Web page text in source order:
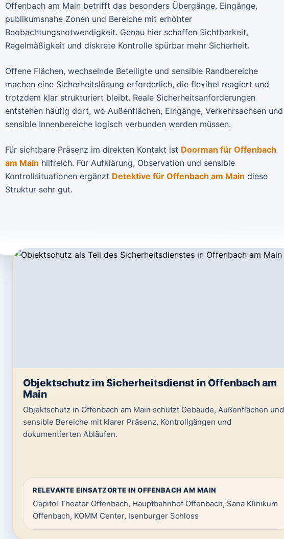
Offenbach am Main betrifft das besonders Übergänge, Eingänge,
publikumsnahe Zonen und Bereiche mit erhöhter
Beobachtungsnotwendigkeit. Genau hier schaffen Sichtbarkeit,
Regelmäßigkeit und diskrete Kontrolle spürbar mehr Sicherheit.
Offene Flächen, wechselnde Beteiligte und sensible Randbereiche
machen eine Sicherheitslösung erforderlich, die flexibel reagiert und
trotzdem klar strukturiert bleibt. Reale Sicherheitsanforderungen
entstehen häufig dort, wo Außenflächen, Eingänge, Verkehrsachsen und
sensible Innenbereiche logisch verbunden werden müssen.
Für sichtbare Präsenz im direkten Kontakt ist Doorman für Offenbach
am Main hilfreich. Für Aufklärung, Observation und sensible
Kontrollsituationen ergänzt Detektive für Offenbach am Main diese
Struktur sehr gut.
Objektschutz im Sicherheitsdienst in Offenbach am
Main
Objektschutz in Offenbach am Main schützt Gebäude, Außenflächen und
sensible Bereiche mit klarer Präsenz, Kontrollgängen und
dokumentierten Abläufen.
RELEVANTE EINSATZORTE IN OFFENBACH AM MAIN
Capitol Theater Offenbach, Hauptbahnhof Offenbach, Sana Klinikum
Offenbach, KOMM Center, Isenburger Schloss